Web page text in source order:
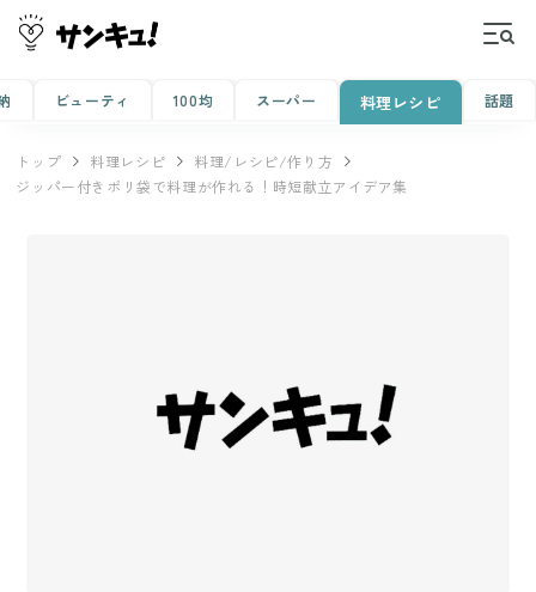
ビューティ 100均 スーパー 料理レシピ 話題
トップ 料理レシピ
料理/レシピ/作り方
ジッパー付きポリ袋で料理が作れる！時短献立アイデア集